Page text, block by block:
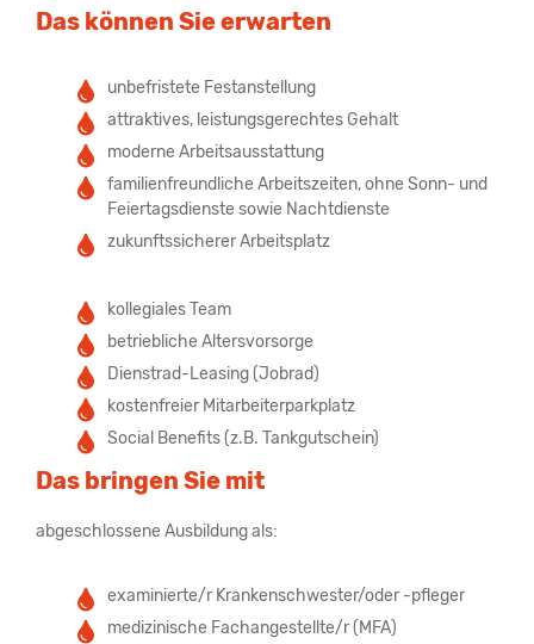
Das können Sie erwarten
unbefristete Festanstellung
attraktives, leistungsgerechtes Gehalt
moderne Arbeitsausstattung
familienfreundliche Arbeitszeiten, ohne Sonn- und
Feiertagsdienste sowie Nachtdienste
zukunftssicherer Arbeitsplatz
kollegiales Team
betriebliche Altersvorsorge
Dienstrad-Leasing (Jobrad)
kostenfreier Mitarbeiterparkplatz
Social Benefits (z.B. Tankgutschein)
Das bringen Sie mit
abgeschlossene Ausbildung als:
examinierte/r Krankenschwester/oder -pfleger
medizinische Fachangestellte/r (MFA)